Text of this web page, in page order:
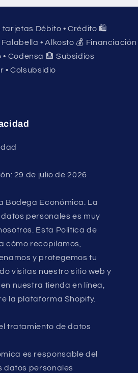
tarjetas Débito • Crédito 🛍️
• Alkosto 💰 Financiación
Codensa 🏦 Subsidios
• Colsubsidio
29 de julio de 2026
Bodega Económica. La
personales es muy
Esta Política de
cómo recopilamos,
y protegemos tu
visitas nuestro sitio web y
nuestra tienda en línea,
la plataforma Shopify.
tratamiento de datos
es responsable del
datos personales